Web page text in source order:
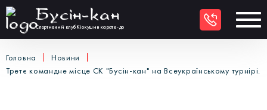
Бусiн-кан
Спортивний клуб Кіокушин карате-до
Головна
Новини
Третє командне місце СК "Бусін-кан" на Всеукраїнському турнірі.